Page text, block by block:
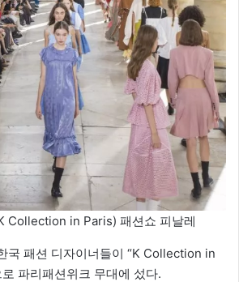
Collection in Paris) 패션쇼 피날레
국 패션 디자이너들이 “K Collection in
파리패션위크 무대에 섰다.